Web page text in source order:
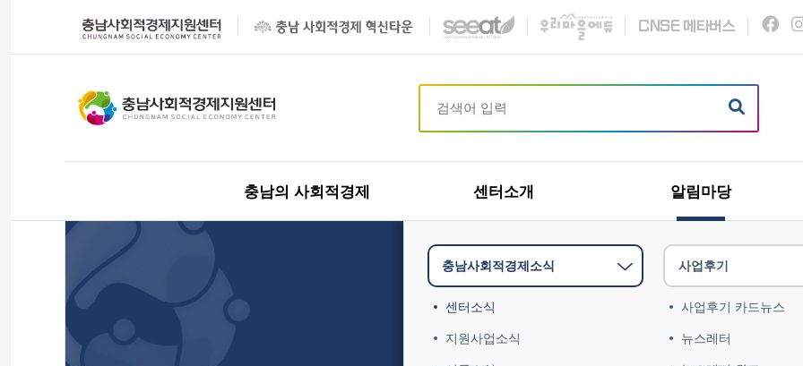
C NSE메타버스
충남의 사회적경제 센터소개 알림마당
충남사회적경제소식
센터소식
지원사업소식
사업후기
사업후기 카드뉴스
뉴스레터